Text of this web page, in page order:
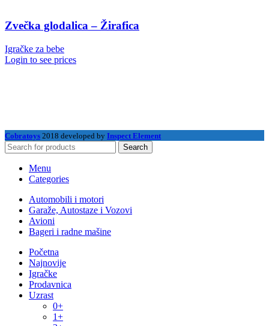
Zvečka glodalica – Žirafica
Igračke za bebe
Login to see prices
Cobratoys 2018 developed by Inspect Element
Search
Menu
Categories
Automobili i motori
Garaže, Autostaze i Vozovi
Avioni
Bageri i radne mašine
Početna
Najnovije
Igračke
Prodavnica
Uzrast
0+
1+